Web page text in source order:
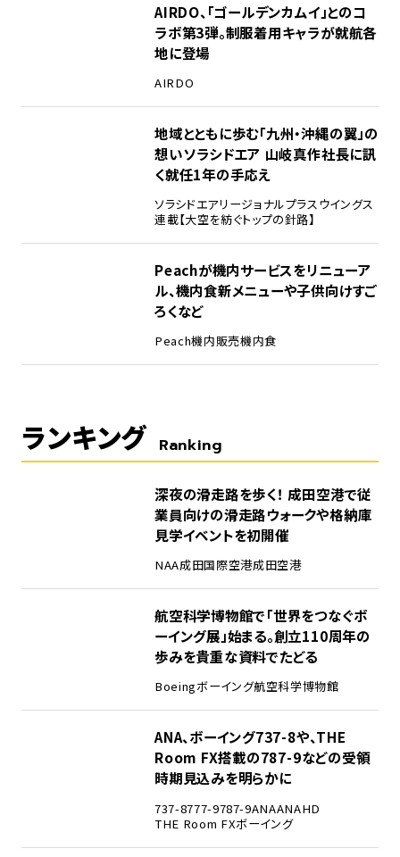
AIRDO、「ゴールデンカムイ」とのコ
ラボ第3弾。制服着用キャラが就航各
地に登場
AIRDO
地域とともに歩む「九州・沖縄の翼」の
想い――ソラシドエア 山岐真作社長に訊
く就任1年の手応え
ソラシドエアリージョナルプラスウイングス
連載【大空を紡ぐトップの針路】
Peachが機内サービスをリニューア
ル、機内食新メニューや子供向けすご
ろくなど
Peach機内販売機内食
ランキング Ranking
深夜の滑走路を歩く！ 成田空港で従
業員向けの滑走路ウォークや格納庫
見学イベントを初開催
NAA成田国際空港成田空港
航空科学博物館で「世界をつなぐボ
ーイング展」始まる。創立110周年の
歩みを貴重な資料でたどる
Boeingボーイング航空科学博物館
ANA、ボーイング737-8や、THE
Room FX搭載の787-9などの受領
時期見込みを明らかに
737-8777-9787-9ANAANAHD
THE Room FXボーイング